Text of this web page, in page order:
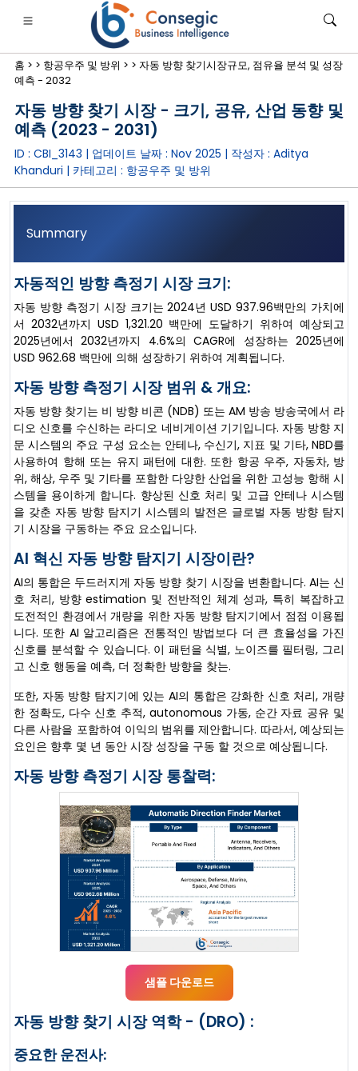
·금융·보험• 소비재 • 에너지 및 전력 • 식품 및 음료
• 사례 연구
홈 > > 항공우주 및 방위 > > 자동 방향 찾기시장규모, 점유율 분석 및 성장
예측 - 2032
자동 방향 찾기 시장 - 크기, 공유, 산업 동향 및
예측 (2023 - 2031)
ID : CBI_3143 | 업데이트 날짜 : Nov 2025 | 작성자 : Aditya
Khanduri | 카테고리 : 항공우주 및 방위
Summary
자동적인 방향 측정기 시장 크기:
자동 방향 측정기 시장 크기는 2024년 USD 937.96백만의 가치에
서 2032년까지 USD 1,321.20 백만에 도달하기 위하여 예상되고
2025년에서 2032년까지 4.6%의 CAGR에 성장하는 2025년에
USD 962.68 백만에 의해 성장하기 위하여 계획됩니다.
자동 방향 측정기 시장 범위 & 개요:
자동 방향 찾기는 비 방향 비콘 (NDB) 또는 AM 방송 방송국에서 라
디오 신호를 수신하는 라디오 네비게이션 기기입니다. 자동 방향 지
문 시스템의 주요 구성 요소는 안테나, 수신기, 지표 및 기타, NBD를
사용하여 항해 또는 유지 패턴에 대한. 또한 항공 우주, 자동차, 방
위, 해상, 우주 및 기타를 포함한 다양한 산업을 위한 고성능 항해 시
스템을 용이하게 합니다. 향상된 신호 처리 및 고급 안테나 시스템
을 갖춘 자동 방향 탐지기 시스템의 발전은 글로벌 자동 방향 탐지
기 시장을 구동하는 주요 요소입니다.
AI 혁신 자동 방향 탐지기 시장이란?
AI의 통합은 두드러지게 자동 방향 찾기 시장을 변환합니다. AI는 신
호 처리, 방향 estimation 및 전반적인 체계 성과, 특히 복잡하고
도전적인 환경에서 개량을 위한 자동 방향 탐지기에서 점점 이용됩
니다. 또한 AI 알고리즘은 전통적인 방법보다 더 큰 효율성을 가진
신호를 분석할 수 있습니다. 이 패턴을 식별, 노이즈를 필터링, 그리
고 신호 행동을 예측, 더 정확한 방향을 찾는.
또한, 자동 방향 탐지기에 있는 AI의 통합은 강화한 신호 처리, 개량
한 정확도, 다수 신호 추적, autonomous 가동, 순간 자료 공유 및
다른 사람을 포함하여 이익의 범위를 제안합니다. 따라서, 예상되는
요인은 향후 몇 년 동안 시장 성장을 구동 할 것으로 예상됩니다.
자동 방향 측정기 시장 통찰력:
샘플 다운로드
자동 방향 찾기 시장 역학 - (DRO) :
중요한 운전사: